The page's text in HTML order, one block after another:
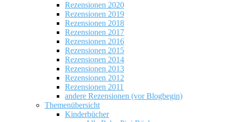
Rezensionen 2020
Rezensionen 2019
Rezensionen 2018
Rezensionen 2017
Rezensionen 2016
Rezensionen 2015
Rezensionen 2014
Rezensionen 2013
Rezensionen 2012
Rezensionen 2011
andere Rezensionen (vor Blogbegin)
Themenübersicht
Kinderbücher